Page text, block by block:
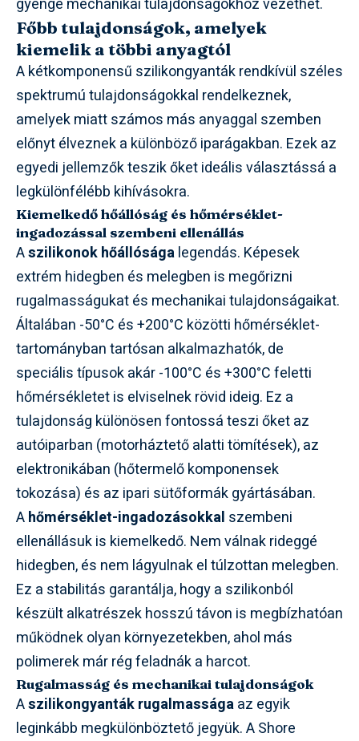
gyenge mechanikai tulajdonságokhoz vezethet.
Főbb tulajdonságok, amelyek
kiemelik a többi anyagtól
A kétkomponensű szilikongyanták rendkívül széles
spektrumú tulajdonságokkal rendelkeznek,
amelyek miatt számos más anyaggal szemben
előnyt élveznek a különböző iparágakban. Ezek az
egyedi jellemzők teszik őket ideális választássá a
legkülönfélébb kihívásokra.
Kiemelkedő hőállóság és hőmérséklet-
ingadozással szembeni ellenállás
Aszilikonok hőállóságalegendás. Képesek
extrém hidegben és melegben is megőrizni
rugalmasságukat és mechanikai tulajdonságaikat.
Általában -50°C és +200°C közötti hőmérséklet-
tartományban tartósan alkalmazhatók, de
speciális típusok akár -100°C és +300°C feletti
hőmérsékletet is elviselnek rövid ideig. Ez a
tulajdonság különösen fontossá teszi őket az
autóiparban (motorháztető alatti tömítések), az
elektronikában (hőtermelő komponensek
tokozása) és az ipari sütőformák gyártásában.
Ahőmérséklet-ingadozásokkal szembeni
ellenállásuk is kiemelkedő. Nem válnak rideggé
hidegben, és nem lágyulnak el túlzottan melegben.
Ez a stabilitás garantálja, hogy a szilikonból
készült alkatrészek hosszú távon is megbízhatóan
működnek olyan környezetekben, ahol más
polimerek már rég feladnák a harcot.
Rugalmasság és mechanikai tulajdonságok
Aszilikongyanták rugalmasságaaz egyik
leginkább megkülönböztető jegyük. A Shore